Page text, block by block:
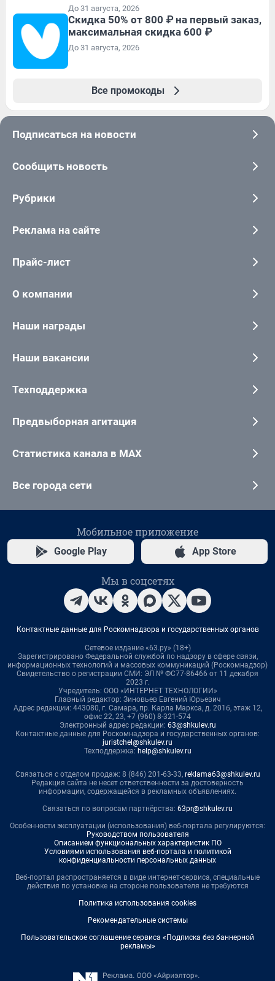
До 31 августа, 2026
Скидка 50% от 800 ₽ на первый заказ,
максимальная скидка 600 ₽
До 31 августа, 2026
Все промокоды
Подписаться на новости
Сообщить новость
Рубрики
Реклама на сайте
Прайс-лист
О компании
Наши награды
Наши вакансии
Техподдержка
Предвыборная агитация
Статистика канала в MAX
Все города сети
Мобильное приложение
Google Play App Store
Мы в соцсетях
Контактные данные для Роскомнадзора и государственных органов
Сетевое издание «63.ру» (18+)
Зарегистрировано Федеральной службой по надзору в сфере связи,
информационных технологий и массовых коммуникаций (Роскомнадзор)
Свидетельство о регистрации СМИ: ЭЛ № ФС77-86466 от 11 декабря
2023 г.
Учредитель: ООО «ИНТЕРНЕТ ТЕХНОЛОГИИ»
Главный редактор: Зиновьев Евгений Юрьевич
Адрес редакции: 443080, г. Самара, пр. Карла Маркса, д. 201б, этаж 12,
офис 22, 23, +7 (960) 8-321-574
Электронный адрес редакции: 63@shkulev.ru
Контактные данные для Роскомнадзора и государственных органов:
juristchel@shkulev.ru
Техподдержка: help@shkulev.ru
Связаться с отделом продаж: 8 (846) 201-63-33, reklama63@shkulev.ru
Редакция сайта не несет ответственности за достоверность
информации, содержащейся в рекламных объявлениях.
Связаться по вопросам партнёрства: 63pr@shkulev.ru
Особенности эксплуатации (использования) веб-портала регулируются:
Руководством пользователя
Описанием функциональных характеристик ПО
Условиями использования веб-портала и политикой
конфиденциальности персональных данных
Веб-портал распространяется в виде интернет-сервиса, специальные
действия по установке на стороне пользователя не требуются
Политика использования cookies
Рекомендательные системы
Пользовательское соглашение сервиса «Подписка без баннерной
рекламы»